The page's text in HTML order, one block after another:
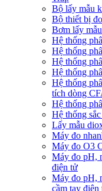
Bộ lấy mẫu
Bộ thiết bị
Bơm lấy
Hệ thống
Hệ thống
Hệ thống
Hệ thống
Hệ thống
tích dòng
Hệ thống
Hệ thống
Lấy mẫu
Máy đo
Máy đo O3
Máy đo pH,
điện tử
Máy đo pH,
cầm tay điện